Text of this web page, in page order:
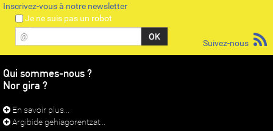
Inscrivez-vous à notre newsletter
Je ne suis pas un robot
@
Suivez-nous
Qui sommes-nous ?
Nor gira ?
En savoir plus...
Argibide gehiagorentzat...